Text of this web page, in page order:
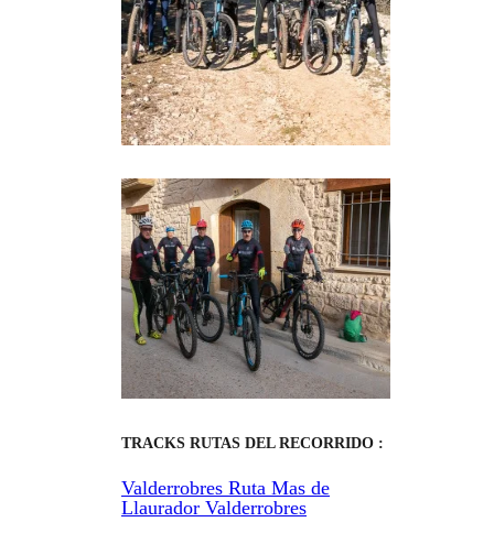
TRACKS RUTAS DEL RECORRIDO :
Valderrobres Ruta Mas de
Llaurador Valderrobres